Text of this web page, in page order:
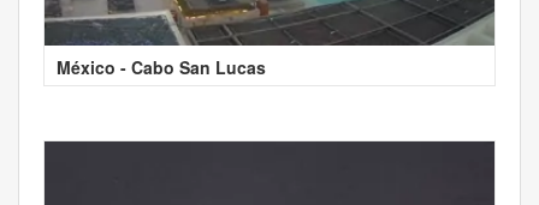
México - Cabo San Lucas